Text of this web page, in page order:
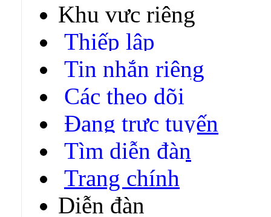
Khu vực riêng
Thiếp lập
Tin nhắn riêng
Các theo dõi
Đang trực tuyến
Tìm diễn đàn
Trang chính
Diễn đàn